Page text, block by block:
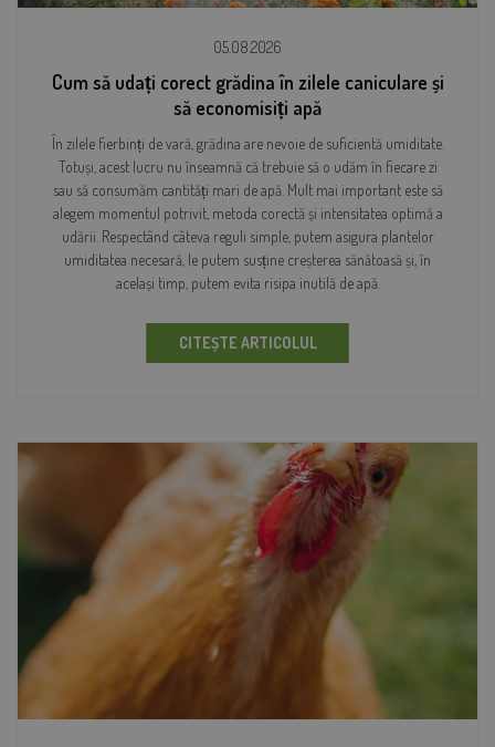
05.08.2026
Cum să udați corect grădina în zilele caniculare și
să economisiți apă
În zilele fierbinți de vară, grădina are nevoie de suficientă umiditate.
Totuși, acest lucru nu înseamnă că trebuie să o udăm în fiecare zi
sau să consumăm cantități mari de apă. Mult mai important este să
alegem momentul potrivit, metoda corectă și intensitatea optimă a
udării. Respectând câteva reguli simple, putem asigura plantelor
umiditatea necesară, le putem susține creșterea sănătoasă și, în
același timp, putem evita risipa inutilă de apă.
CITEȘTE ARTICOLUL